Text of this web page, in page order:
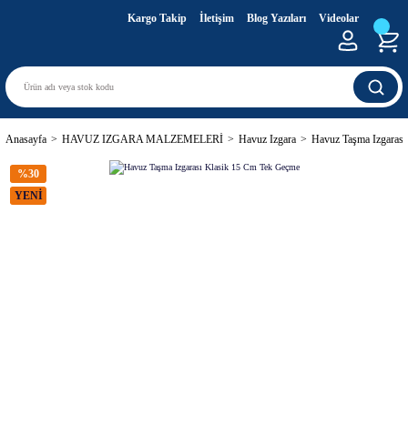
Kargo Takip İletişim Blog Yazıları Videolar
Anasayfa HAVUZ IZGARA MALZEMELERİ Havuz Izgara Havuz Taşma
%30
YENİ